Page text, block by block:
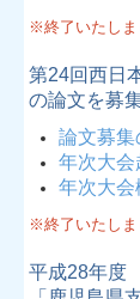
※終了いたしま
第24回西日
の論文を募
論文募
年次大
年次大
※終了いたしま
平成28年